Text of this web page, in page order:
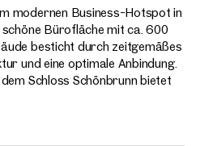
modernen Business-Hotspot in
Bürofläche mit ca. 600
besticht durch zeitgemäßes
und eine optimale Anbindung.
Schloss Schönbrunn bietet
E-Mail Adresse
Telefonnummer